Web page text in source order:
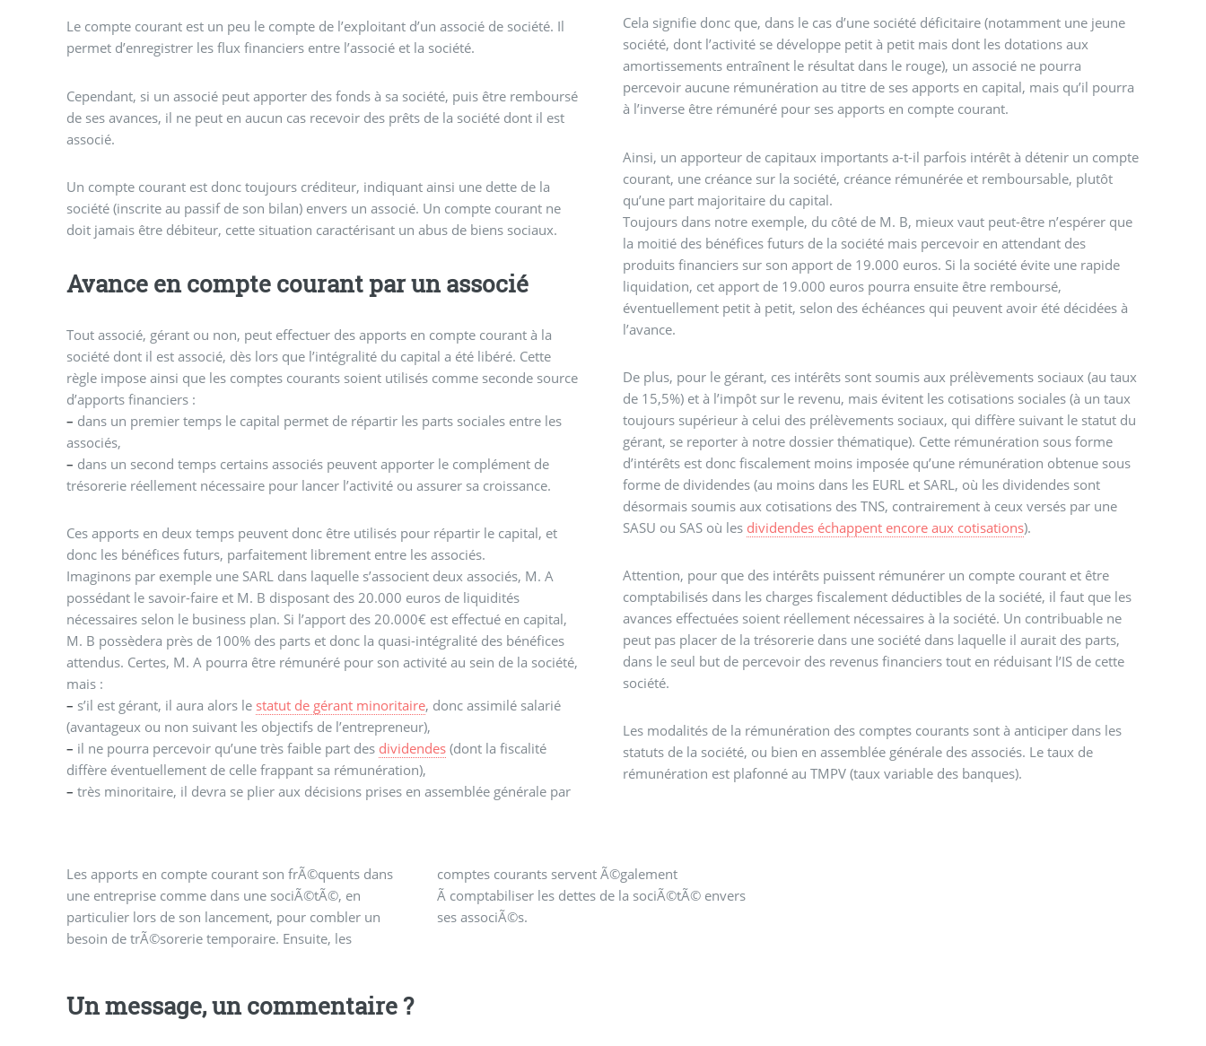
Le compte courant est un peu le compte de l’exploitant d’un associé de société. Il
permet d’enregistrer les flux financiers entre l’associé et la société.
Cependant, si un associé peut apporter des fonds à sa société, puis être remboursé
de ses avances, il ne peut en aucun cas recevoir des prêts de la société dont il est
associé.
Un compte courant est donc toujours créditeur, indiquant ainsi une dette de la
société (inscrite au passif de son bilan) envers un associé. Un compte courant ne
doit jamais être débiteur, cette situation caractérisant un abus de biens sociaux.
Avance en compte courant par un associé
Tout associé, gérant ou non, peut effectuer des apports en compte courant à la
société dont il est associé, dès lors que l’intégralité du capital a été libéré. Cette
règle impose ainsi que les comptes courants soient utilisés comme seconde source
d’apports financiers :
– dans un premier temps le capital permet de répartir les parts sociales entre les
associés,
– dans un second temps certains associés peuvent apporter le complément de
trésorerie réellement nécessaire pour lancer l’activité ou assurer sa croissance.
Ces apports en deux temps peuvent donc être utilisés pour répartir le capital, et
donc les bénéfices futurs, parfaitement librement entre les associés.
Imaginons par exemple une SARL dans laquelle s’associent deux associés, M. A
possédant le savoir-faire et M. B disposant des 20.000 euros de liquidités
nécessaires selon le business plan. Si l’apport des 20.000€ est effectué en capital,
M. B possèdera près de 100% des parts et donc la quasi-intégralité des bénéfices
attendus. Certes, M. A pourra être rémunéré pour son activité au sein de la société,
mais :
– s’il est gérant, il aura alors le statut de gérant minoritaire, donc assimilé salarié
(avantageux ou non suivant les objectifs de l’entrepreneur),
– il ne pourra percevoir qu’une très faible part des dividendes(dont la fiscalité
diffère éventuellement de celle frappant sa rémunération),
– très minoritaire, il devra se plier aux décisions prises en assemblée générale par
Cela signifie donc que, dans le cas d’une société déficitaire (notamment une jeune
société, dont l’activité se développe petit à petit mais dont les dotations aux
amortissements entraînent le résultat dans le rouge), un associé ne pourra
percevoir aucune rémunération au titre de ses apports en capital, mais qu’il pourra
à l’inverse être rémunéré pour ses apports en compte courant.
Ainsi, un apporteur de capitaux importants a-t-il parfois intérêt à détenir un compte
courant, une créance sur la société, créance rémunérée et remboursable, plutôt
qu’une part majoritaire du capital.
Toujours dans notre exemple, du côté de M. B, mieux vaut peut-être n’espérer que
la moitié des bénéfices futurs de la société mais percevoir en attendant des
produits financiers sur son apport de 19.000 euros. Si la société évite une rapide
liquidation, cet apport de 19.000 euros pourra ensuite être remboursé,
éventuellement petit à petit, selon des échéances qui peuvent avoir été décidées à
l’avance.
De plus, pour le gérant, ces intérêts sont soumis aux prélèvements sociaux (au taux
de 15,5%) et à l’impôt sur le revenu, mais évitent les cotisations sociales (à un taux
toujours supérieur à celui des prélèvements sociaux, qui diffère suivant le statut du
gérant, se reporter à notre dossier thématique). Cette rémunération sous forme
d’intérêts est donc fiscalement moins imposée qu’une rémunération obtenue sous
forme de dividendes (au moins dans les EURL et SARL, où les dividendes sont
désormais soumis aux cotisations des TNS, contrairement à ceux versés par une
SASU ou SAS où les dividendes échappent encore aux cotisations).
Attention, pour que des intérêts puissent rémunérer un compte courant et être
comptabilisés dans les charges fiscalement déductibles de la société, il faut que les
avances effectuées soient réellement nécessaires à la société. Un contribuable ne
peut pas placer de la trésorerie dans une société dans laquelle il aurait des parts,
dans le seul but de percevoir des revenus financiers tout en réduisant l’IS de cette
société.
Les modalités de la rémunération des comptes courants sont à anticiper dans les
statuts de la société, ou bien en assemblée générale des associés. Le taux de
rémunération est plafonné au TMPV (taux variable des banques).
Les apports en compte courant son frÃ©quents dans
une entreprise comme dans une sociÃ©tÃ©, en
particulier lors de son lancement, pour combler un
besoin de trÃ©sorerie temporaire. Ensuite, les
comptes courants servent Ã©galement
Ã comptabiliser les dettes de la sociÃ©tÃ© envers
ses associÃ©s.
Un message, un commentaire ?